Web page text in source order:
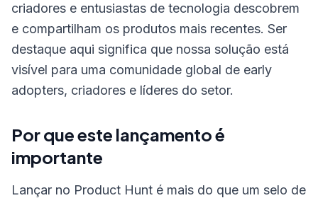
criadores e entusiastas de tecnologia descobrem
e compartilham os produtos mais recentes. Ser
destaque aqui significa que nossa solução está
visível para uma comunidade global de early
adopters, criadores e líderes do setor.
Por que este lançamento é
importante
Lançar no Product Hunt é mais do que um selo de